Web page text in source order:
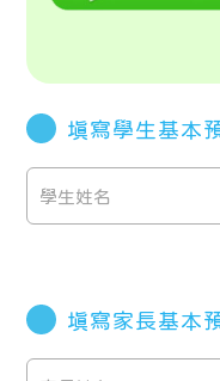
填寫學生基本
填寫家長基本